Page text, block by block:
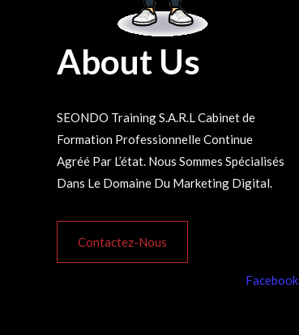
About Us
SEONDO Training S.A.R.L Cabinet de
Formation Professionnelle Continue
Agréé Par L’état. Nous Sommes Spécialisés
Dans Le Domaine Du Marketing Digital.
Avec Cette Plateforme, Nous Avons
Décidé De Rendre Disponible à Tout Le
Monde Nos Formations 100% En ligne et
Contactez-Nous
Facebook